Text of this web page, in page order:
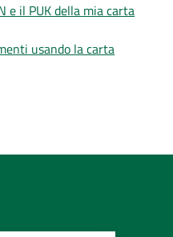
e il PUK della mia carta
usando la carta